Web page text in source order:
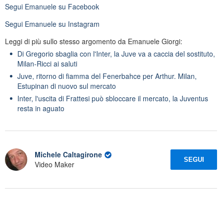
Segui Emanuele su Facebook
Segui Emanuele su Instagram
Leggi di più sullo stesso argomento da Emanuele Giorgi:
Di Gregorio sbaglia con l'Inter, la Juve va a caccia del sostituto,
Milan-Ricci ai saluti
Juve, ritorno di fiamma del Fenerbahce per Arthur. Milan,
Estupinan di nuovo sul mercato
Inter, l'uscita di Frattesi può sbloccare il mercato, la Juventus
resta in aguato
Michele Caltagirone
Video Maker
SEGUI